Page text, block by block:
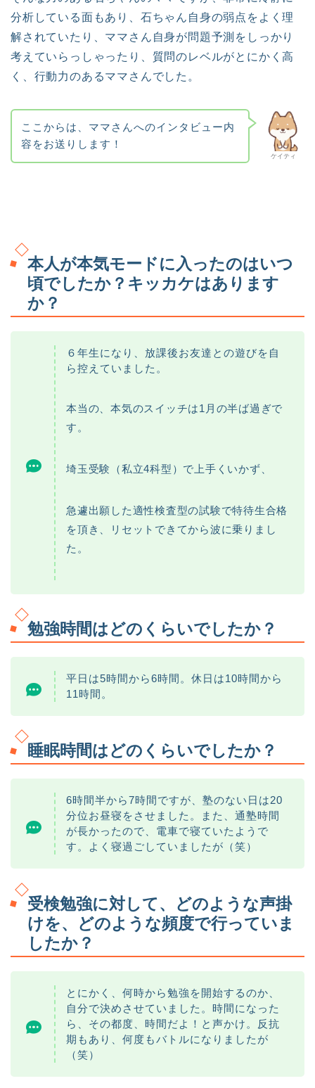
分析している面もあり、石ちゃん自身の弱点をよく理
解されていたり、ママさん自身が問題予測をしっかり
考えていらっしゃったり、質問のレベルがとにかく高
く、行動力のあるママさんでした。
ケイティ
ここからは、ママさんへのインタビュー内
容をお送りします！
本人が本気モードに入ったのはいつ
頃でしたか？キッカケはあります
か？
６年生になり、放課後お友達との遊びを自
ら控えていました。
本当の、本気のスイッチは1月の半ば過ぎで
す。
埼玉受験（私立4科型）で上手くいかず、
急遽出願した適性検査型の試験で特待生合格
を頂き、リセットできてから波に乗りまし
た。
勉強時間はどのくらいでしたか？
平日は5時間から6時間。休日は10時間から
11時間。
睡眠時間はどのくらいでしたか？
6時間半から7時間ですが、塾のない日は20
分位お昼寝をさせました。また、通塾時間
が長かったので、電車で寝ていたようで
す。よく寝過ごしていましたが（笑）
受検勉強に対して、どのような声掛
けを、どのような頻度で行っていま
したか？
とにかく、何時から勉強を開始するのか、
自分で決めさせていました。時間になった
ら、その都度、時間だよ！と声かけ。反抗
期もあり、何度もバトルになりましたが
（笑）